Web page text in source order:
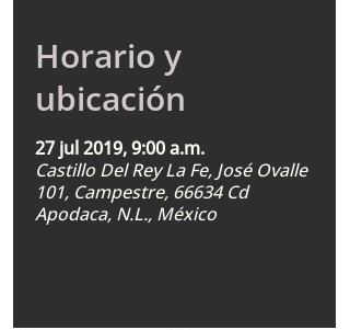
Horario y
ubicación
27 jul 2019, 9:00 a.m.
Castillo Del Rey La Fe, José Ovalle
101, Campestre, 66634 Cd
Apodaca, N.L., México